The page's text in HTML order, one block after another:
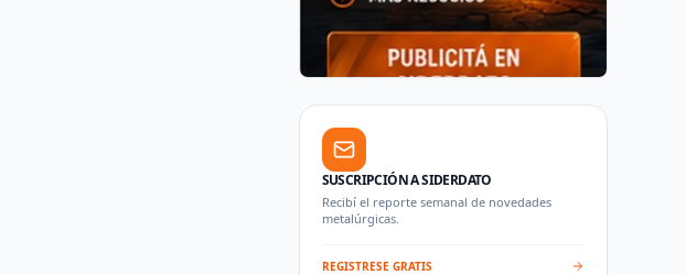
SUSCRIPCIÓN A SIDERDATO
Recibí el reporte semanal de novedades
metalúrgicas.
REGISTRESE GRATIS